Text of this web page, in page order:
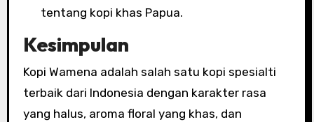
tentang kopi khas Papua.
Kesimpulan
Kopi Wamena adalah salah satu kopi spesialti
terbaik dari Indonesia dengan karakter rasa
yang halus, aroma floral yang khas, dan